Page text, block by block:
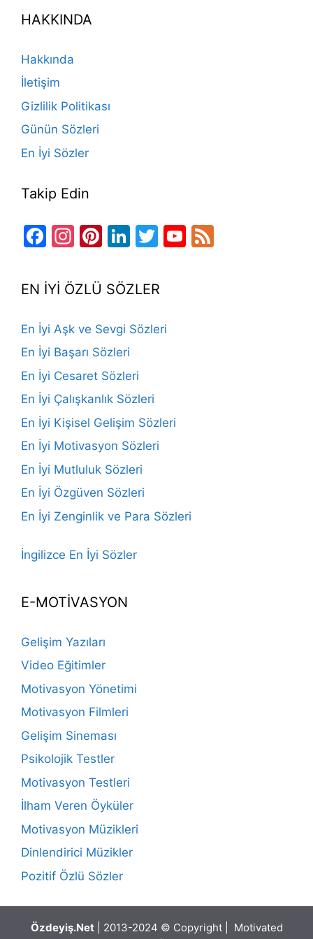
b
o
o
k
a
HAKKINDA
Hakkında
İletişim
Gizlilik Politikası
Günün Sözleri
En İyi Sözler
Takip Edin
Facebook
Instagram
Pinterest
LinkedIn
TwitterYouTube
EN İYİ ÖZLÜ SÖZLER
En İyi Aşk ve Sevgi Sözleri
En İyi Başarı Sözleri
En İyi Cesaret Sözleri
En İyi Çalışkanlık Sözleri
En İyi Kişisel Gelişim Sözleri
En İyi Motivasyon Sözleri
En İyi Mutluluk Sözleri
En İyi Özgüven Sözleri
En İyi Zenginlik ve Para Sözleri
İngilizce En İyi Sözler
E-MOTİVASYON
Gelişim Yazıları
Video Eğitimler
Motivasyon Yönetimi
Motivasyon Filmleri
Gelişim Sineması
Psikolojik Testler
Motivasyon Testleri
İlham Veren Öyküler
Motivasyon Müzikleri
Dinlendirici Müzikler
Pozitif Özlü Sözler
Özdeyiş.Net| 2013-2024 © Copyright | Motivated